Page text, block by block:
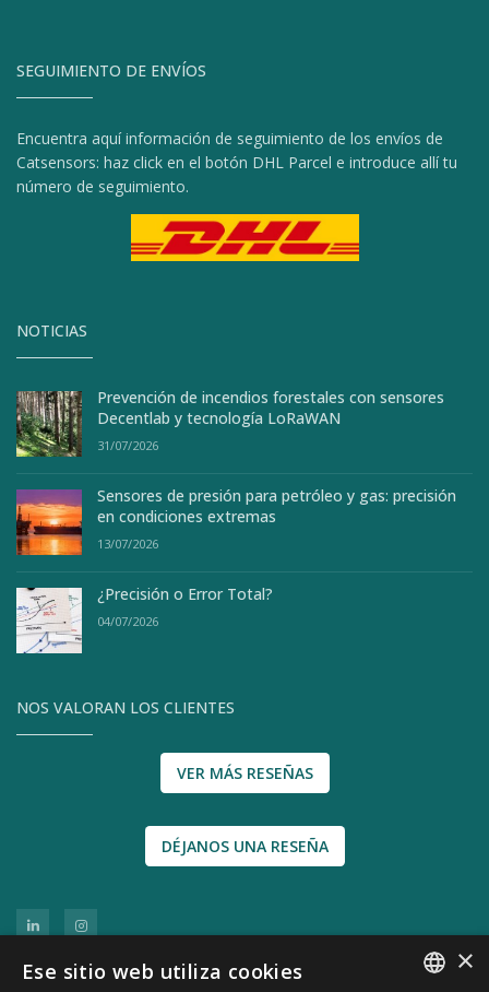
SEGUIMIENTO DE ENVÍOS
Encuentra aquí información de seguimiento de los envíos de
Catsensors: haz click en el botón DHL Parcel e introduce allí tu
número de seguimiento.
NOTICIAS
Prevención de incendios forestales con sensores
Decentlab y tecnología LoRaWAN
31/07/2026
Sensores de presión para petróleo y gas: precisión
en condiciones extremas
13/07/2026
¿Precisión o Error Total?
04/07/2026
NOS VALORAN LOS CLIENTES
VER MÁS RESEÑAS
DÉJANOS UNA RESEÑA
×
Ese sitio web utiliza cookies